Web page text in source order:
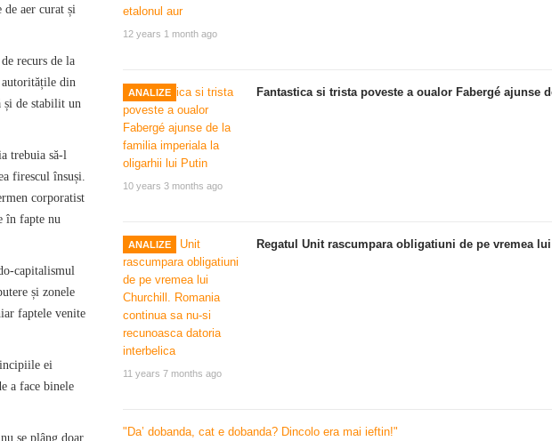
de aer curat și
recurs de la
autoritățile din
și de stabilit un
trebuia să-l
firescul însuși.
corporatist
în fapte nu
capitalismul
și zonele
faptele venite
ei
a face binele
se plâng doar
12 years 1 month ago
ANALIZE
10 years 3 months ago
Fantastica si trista poveste a oualor Fabergé
ANALIZE
11 years 7 months ago
Regatul Unit rascumpara obligatiuni de pe vremea
"Da’ dobanda, cat e dobanda? Dincolo era mai ieftin!"